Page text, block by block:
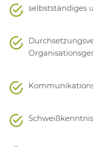
selbstständiges